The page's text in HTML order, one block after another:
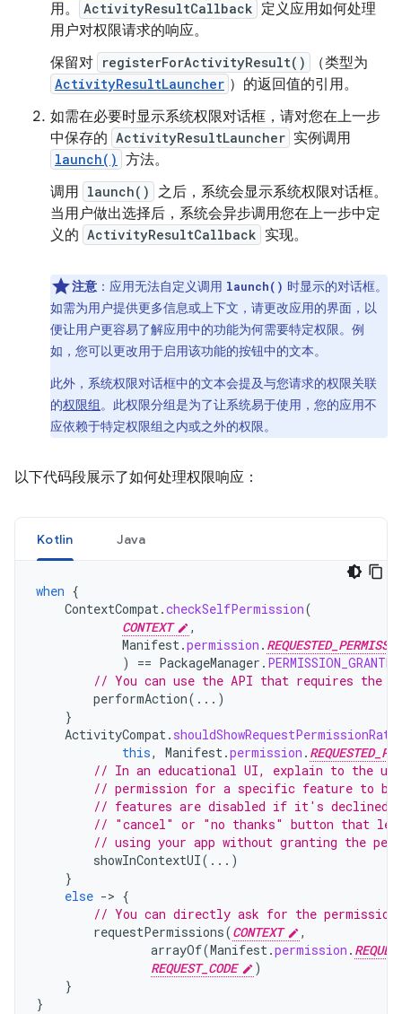
用。
ActivityResultCallback 定义应用如何处理
用户对权限请求的响应。
保留对 registerForActivityResult() （类型为
ActivityResultLauncher ）的返回值的引用。
如需在必要时显示系统权限对话框，请对您在上一步
中保存的 ActivityResultLauncher 实例调用
launch() 方法。
调用 launch() 之后，系统会显示系统权限对话框。
当用户做出选择后，系统会异步调用您在上一步中定
义的 ActivityResultCallback 实现。
注意 ：应用无法自定义调用 launch() 时显示的对话框。
如需为用户提供更多信息或上下文，请更改应用的界面，以
便让用户更容易了解应用中的功能为何需要特定权限。例
如，您可以更改用于启用该功能的按钮中的文本。
此外，系统权限对话框中的文本会提及与您请求的权限关联
的权限组。此权限分组是为了让系统易于使用，您的应用不
应依赖于特定权限组之内或之外的权限。
以下代码段展示了如何处理权限响应：
Kotlin Java
when {
ContextCompat.checkSelfPermission(
CONTEXT
,
Manifest.permission .
)
== PackageManager . PERMISSION_GRANTED
// You can use the API that requires the
performAction(...)
}
ActivityCompat.
this, Manifest.permission .
// In an educational UI, explain to the
// permission for a specific feature to
// features are disabled if it's
// "cancel" or "no thanks" button that
// using your app without granting the
showInContextUI(...)
}
else -> {
// You can directly ask for the
requestPermissions(CONTEXT
,
arrayOf(Manifest.permission .
REQUEST_CODE
)
}
}